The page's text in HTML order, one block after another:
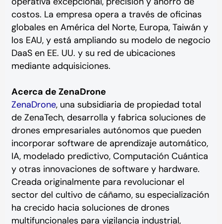
costos. La empresa opera a través de oficinas
globales en América del Norte, Europa, Taiwán y
los EAU, y está ampliando su modelo de negocio
DaaS en EE. UU. y su red de ubicaciones
mediante adquisiciones.
Acerca de ZenaDrone
ZenaDrone, una subsidiaria de propiedad total
de ZenaTech, desarrolla y fabrica soluciones de
drones empresariales autónomos que pueden
incorporar software de aprendizaje automático,
IA, modelado predictivo, Computación Cuántica
y otras innovaciones de software y hardware.
Creada originalmente para revolucionar el
sector del cultivo de cáñamo, su especialización
ha crecido hacia soluciones de drones
multifuncionales para vigilancia industrial,